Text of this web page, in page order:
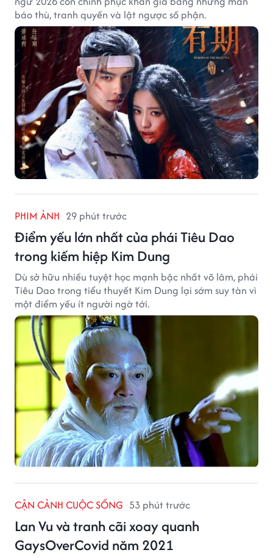
báo thù, tranh quyền và lật ngược số phận.
PHIM ẢNH 29 phút trước
Điểm yếu lớn nhất của phái Tiêu Dao
trong kiếm hiệp Kim Dung
Dù sở hữu nhiều tuyệt học mạnh bậc nhất võ lâm, phái
Tiêu Dao trong tiểu thuyết Kim Dung lại sớm suy tàn vì
một điểm yếu ít người ngờ tới.
CẬN CẢNH CUỘC SỐNG 53 phút trước
Lan Vu và tranh cãi xoay quanh
GaysOverCovid năm 2021